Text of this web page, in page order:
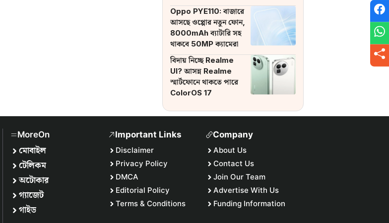
ব্যাটারি
Oppo PYE110: বাজারে
আসছে ওপ্পোর নতুন ফোন,
8000mAh ব্যাটারি সহ
থাকবে 50MP ক্যামেরা
বিদায় নিচ্ছে Realme
UI? আসন্ন Realme
স্মার্টফোনে থাকতে পারে
ColorOS 17
MoreOn
মোবাইল
টেলিকম
অটোকার
গ্যাজেট
গাইড
Important Links
Disclaimer
Privacy Policy
DMCA
Editorial Policy
Terms & Conditions
Company
About Us
Contact Us
Join Our Team
Advertise With Us
Funding Information